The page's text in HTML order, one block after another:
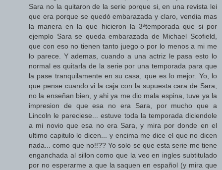
Sara no la quitaron de la serie porque si, en una revista lei
que era porque se quedó embarazada y claro, vendia mas
la manera en la que hicieron la 3ªtemporada que si por
ejemplo Sara se queda embarazada de Michael Scofield,
que con eso no tienen tanto juego o por lo menos a mi me
lo parece. Y ademas, cuando a una actriz le pasa esto lo
normal es quitarla de la serie por una temporada para que
la pase tranquilamente en su casa, que es lo mejor. Yo, lo
que pense cuando vi la caja con la supuesta cara de Sara,
no la enseñan bien, y ahi ya me dio mala espina, tuve ya la
impresion de que esa no era Sara, por mucho que a
Lincoln le pareciese... estuve toda la temporada diciendole
a mi novio que esa no era Sara, y mira por donde en el
ultimo capitulo lo dicen... y encima me dice el que no dicen
nada... como que no!!?? Yo solo se que esta serie me tiene
enganchada al sillon como que la veo en ingles subtitulado
por no esperarme a que la saquen en español (y mira que